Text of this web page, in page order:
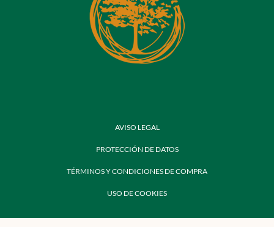
AVISO LEGAL
PROTECCIÓN DE DATOS
TÉRMINOS Y CONDICIONES DE COMPRA
USO DE COOKIES